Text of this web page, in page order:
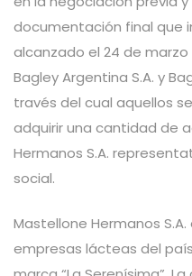
documentación final que
alcanzado el 24 de marzo
Bagley Argentina S.A. y
través del cual aquellos
adquirir una cantidad de
Hermanos S.A.
social.
Mastellone Hermanos
empresas lácteas del